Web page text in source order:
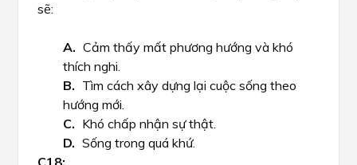
sẽ:
Cảm thấy mất phương hướng và khó
thích nghi.
Tìm cách xây dựng lại cuộc sống theo
hướng mới.
Khó chấp nhận sự thật.
Sống trong quá khứ.